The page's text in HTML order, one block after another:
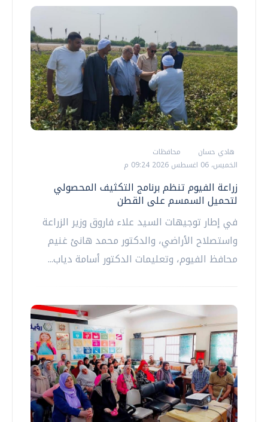
هادي حسان
محافظات
الخميس، 06 اغسطس 2026 09:24 م
زراعة الفيوم تنظم برنامج التكثيف المحصولي
لتحميل السمسم على القطن
في إطار توجيهات السيد علاء فاروق وزير الزراعة
واستصلاح الأراضي، والدكتور محمد هانئ غنيم
محافظ الفيوم، وتعليمات الدكتور أسامة دياب...